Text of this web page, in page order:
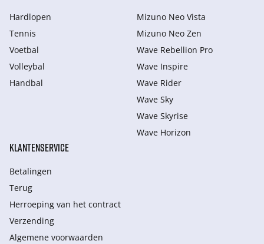
Hardlopen
Tennis
Voetbal
Volleybal
Handbal
Mizuno Neo Vista
Mizuno Neo Zen
Wave Rebellion Pro
Wave Inspire
Wave Rider
Wave Sky
Wave Skyrise
Wave Horizon
KLANTENSERVICE
Betalingen
Terug
Herroeping van het contract
Verzending
Algemene voorwaarden